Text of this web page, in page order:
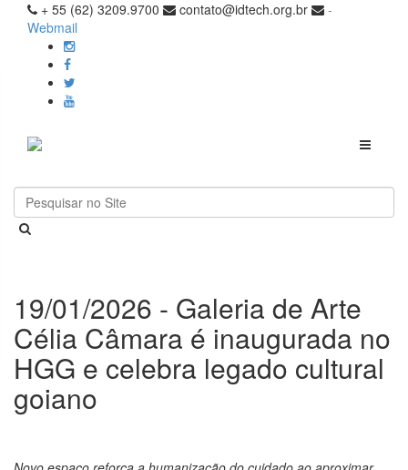
+ 55 (62) 3209.9700 contato@idtech.org.br
-
Webmail
Toggle
19/01/2026 - Galeria de Arte
Célia Câmara é inaugurada no
HGG e celebra legado cultural
goiano